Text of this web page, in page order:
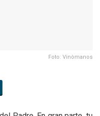
Foto: Vinòmanos